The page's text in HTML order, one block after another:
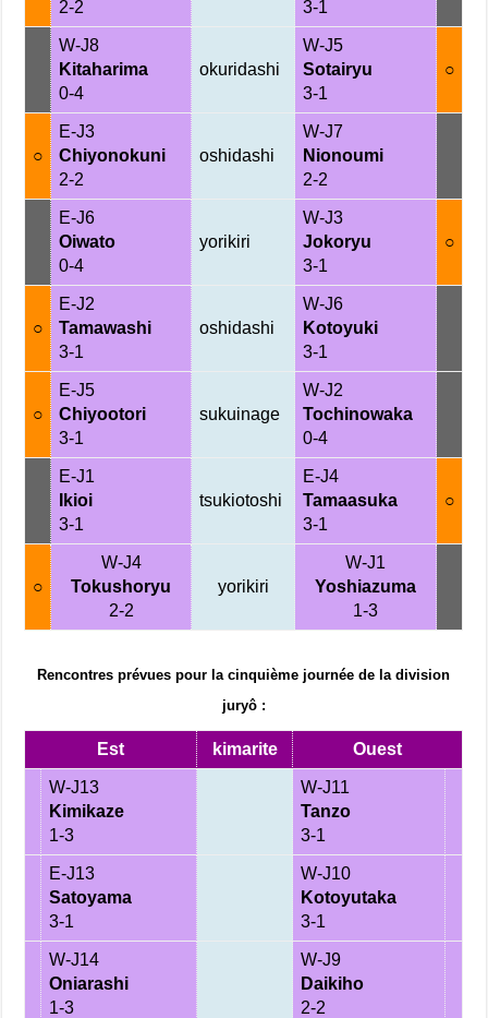
2-2 3-1
W-J8
Kitaharima
0-4
okuridashi
W-J5
Sotairyu
3-1
○
○
E-J3
Chiyonokuni
2-2
oshidashi
W-J7
Nionoumi
2-2
E-J6
Oiwato
0-4
yorikiri
W-J3
Jokoryu
3-1
○
○
E-J2
Tamawashi
3-1
oshidashi
W-J6
Kotoyuki
3-1
○
E-J5
Chiyootori
3-1
sukuinage
W-J2
Tochinowaka
0-4
E-J1
Ikioi
3-1
tsukiotoshi
E-J4
Tamaasuka
3-1
○
○
W-J4
Tokushoryu
2-2
yorikiri
W-J1
Yoshiazuma
1-3
Rencontres prévues pour la cinquième journée de la division
juryô :
Est kimarite Ouest
W-J13
Kimikaze
1-3
W-J11
Tanzo
3-1
E-J13
Satoyama
3-1
W-J10
Kotoyutaka
3-1
W-J14
Oniarashi
1-3
W-J9
Daikiho
2-2